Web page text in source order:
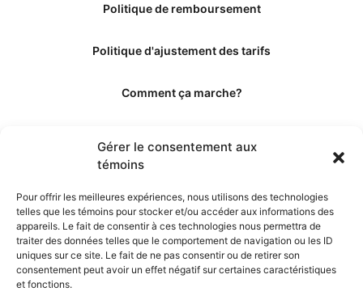
Gérer le consentement aux
témoins
Pour offrir les meilleures expériences, nous utilisons des technologies
telles que les témoins pour stocker et/ou accéder aux informations des
appareils. Le fait de consentir à ces technologies nous permettra de
traiter des données telles que le comportement de navigation ou les ID
uniques sur ce site. Le fait de ne pas consentir ou de retirer son
consentement peut avoir un effet négatif sur certaines caractéristiques
et fonctions.
Politique de remboursement
Politique d'ajustement des tarifs
Comment ça marche?
Les éditeurs
Les experts et collaborateurs